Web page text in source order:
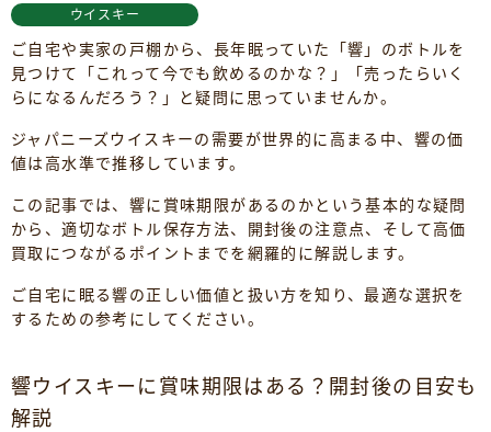
ウイスキー
ご自宅や実家の戸棚から、長年眠っていた「響」のボトルを
見つけて「これって今でも飲めるのかな？」「売ったらいく
らになるんだろう？」と疑問に思っていませんか。
ジャパニーズウイスキーの需要が世界的に高まる中、響の価
値は高水準で推移しています。
この記事では、響に賞味期限があるのかという基本的な疑問
から、適切なボトル保存方法、開封後の注意点、そして高価
買取につながるポイントまでを網羅的に解説します。
ご自宅に眠る響の正しい価値と扱い方を知り、最適な選択を
するための参考にしてください。
響ウイスキーに賞味期限はある？開封後の目安も
解説